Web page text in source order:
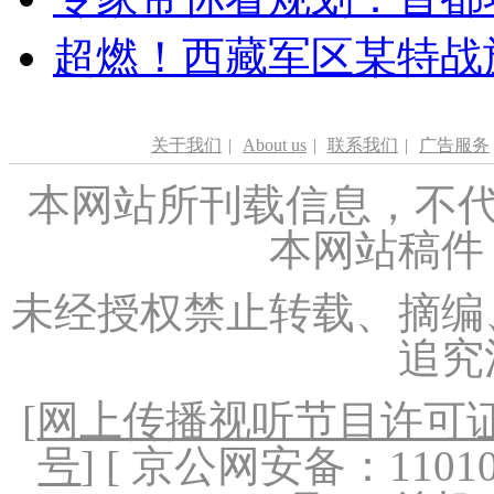
超燃！西藏军区某特
关于我们 | About us | 联系我们 | 广告服务
本网站所刊载信息，不
本网站稿
未经授权禁止转载、摘
追
[网上传播视听节目许可
号] [ 京公网安备：